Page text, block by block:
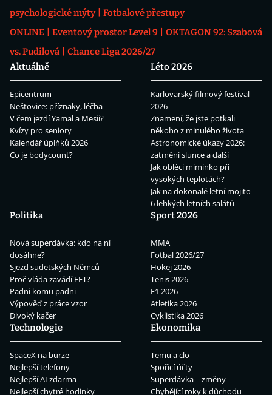
psychologické mýty
Fotbalové přestupy
ONLINE
Eventový prostor Level 9
OKTAGON 92: Szabová
vs. Pudilová
Chance Liga 2026/27
Aktuálně
Epicentrum
Neštovice: příznaky, léčba
V čem jezdí Yamal a Mesii?
Kvízy pro seniory
Kalendář úplňků 2026
Co je bodycount?
Léto 2026
Karlovarský filmový festival
2026
Znamení, že jste potkali
někoho z minulého života
Astronomické úkazy 2026:
zatmění slunce a další
Jak obléci miminko při
vysokých teplotách?
Jak na dokonalé letní mojito
6 lehkých letních salátů
Politika
Nová superdávka: kdo na ní
dosáhne?
Sjezd sudetských Němců
Proč vláda zavádí EET?
Padni komu padni
Výpověď z práce vzor
Divoký kačer
Sport 2026
MMA
Fotbal 2026/27
Hokej 2026
Tenis 2026
F1 2026
Atletika 2026
Cyklistika 2026
Technologie
SpaceX na burze
Nejlepší telefony
Nejlepší AI zdarma
Nejlepší chytré hodinky
Ekonomika
Temu a clo
Spořicí účty
Superdávka – změny
Chybějící roky k důchodu